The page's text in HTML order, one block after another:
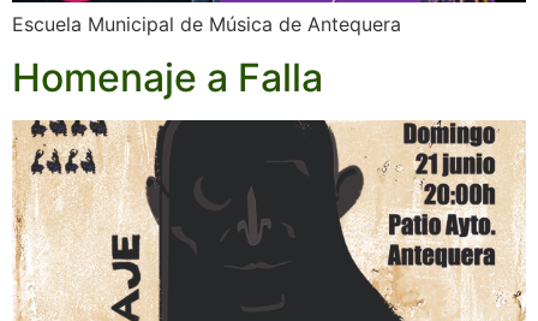
Escuela Municipal de Música de Antequera
Homenaje a Falla